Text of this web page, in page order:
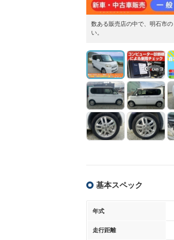
数ある販売店の中で、明石市
い。
基本スペック
年式
走行距離